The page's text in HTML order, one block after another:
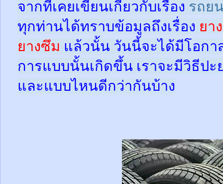
จากที่เคยเขียนเกี่ยวกับเรื่อง รถย
ทุกท่านได้ทราบข้อมูลถึงเรื่อง ยา
ยางซึม แล้วนั้น วันนี้จะได้มีโอกา
การแบบนั้นเกิดขึ้น เราจะมีวิธีปะ
และแบบไหนดีกว่ากันบ้าง